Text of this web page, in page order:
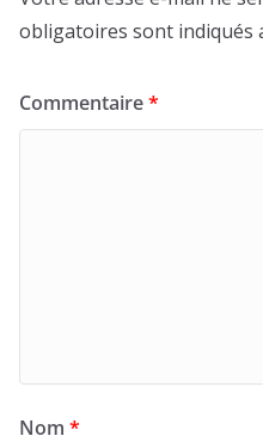
obligatoires sont indiqués
Commentaire*
Nom *